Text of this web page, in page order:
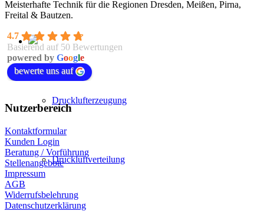
Drucklufterzeugung
Druckluftverteilung
Meisterhafte Technik für die Regionen Dresden, Meißen, Pirna,
Freital & Bautzen.
4.7
Basierend auf 50 Bewertungen
powered by Google
bewerte uns auf
Nutzerbereich
Kontaktformular
Kunden Login
Beratung / Vorführung
Stellenangebote
Impressum
AGB
Widerrufsbelehrung
Datenschutzerklärung